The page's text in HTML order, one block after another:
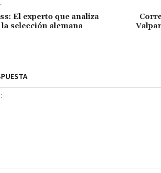
El experto que analiza
selección alemana